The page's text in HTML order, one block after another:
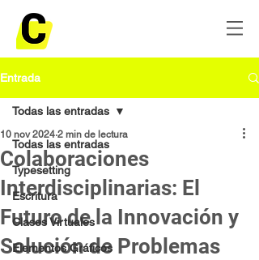
Entrada
Todas las entradas
Typesetting
Escritura
Clases Virtuales
Elementos Gráficos
Todas las entradas
Colaboraciones
Interdisciplinarias: El
Futuro de la Innovación y
Solución de Problemas
10 nov 2024 2 min de lectura